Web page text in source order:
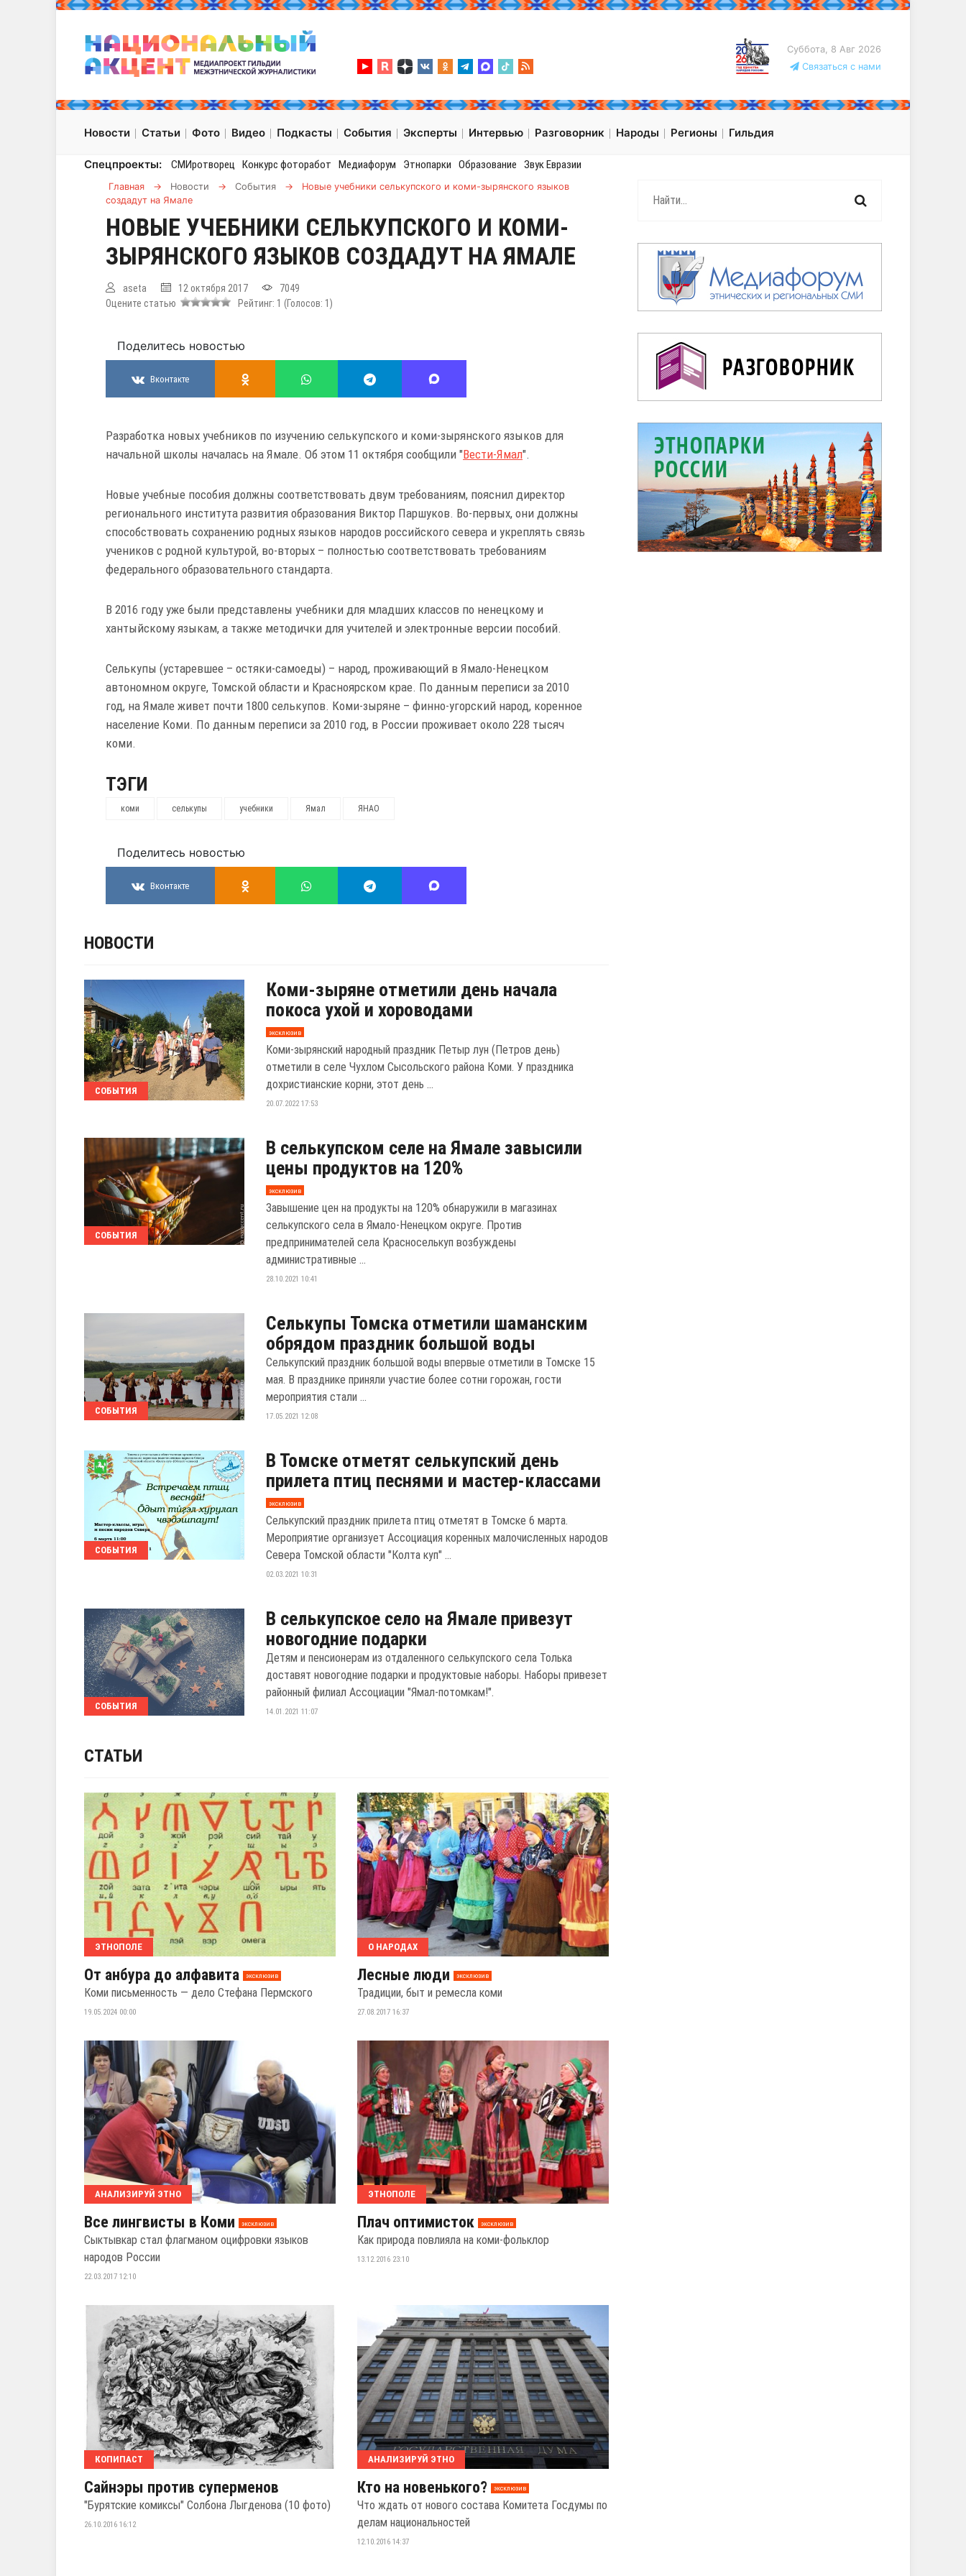
Суббота, 8 Авг 2026
Связаться с нами
Новости Статьи Фото Видео Подкасты События Эксперты Интервью Разговорник Народы Регионы Гильдия
Спецпроекты: СМИротворец Конкурс фоторабот Медиафорум Этнопарки Образование Звук Евразии
Главная → Новости → События →
Новые учебники селькупского и коми-зырянского языков
создадут на Ямале
НОВЫЕ УЧЕБНИКИ СЕЛЬКУПСКОГО И КОМИ-
ЗЫРЯНСКОГО ЯЗЫКОВ СОЗДАДУТ НА ЯМАЛЕ
aseta 12 октября 2017
7049
Оцените статью
Рейтинг: 1 (Голосов: 1 )
Поделитесь новостью
Вконтакте
Разработка новых учебников по изучению селькупского и коми-зырянского языков для
начальной школы началась на Ямале. Об этом 11 октября сообщили "Вести-Ямал".
Новые учебные пособия должны соответствовать двум требованиям, пояснил директор
регионального института развития образования Виктор Паршуков. Во-первых, они должны
способствовать сохранению родных языков народов российского севера и укреплять связь
учеников с родной культурой, во-вторых – полностью соответствовать требованиям
федерального образовательного стандарта.
В 2016 году уже были представлены учебники для младших классов по ненецкому и
хантыйскому языкам, а также методички для учителей и электронные версии пособий.
Селькупы (устаревшее – остяки-самоеды) – народ, проживающий в Ямало-Ненецком
автономном округе, Томской области и Красноярском крае. По данным переписи за 2010
год, на Ямале живет почти 1800 селькупов. Коми-зыряне – финно-угорский народ, коренное
население Коми. По данным переписи за 2010 год, в России проживает около 228 тысяч
коми.
ТЭГИ
коми селькупы учебники Ямал ЯНАО
Поделитесь новостью
Вконтакте
НОВОСТИ
СОБЫТИЯ
Коми-зыряне отметили день начала
покоса ухой и хороводами
эксклюзив
Коми-зырянский народный праздник Петыр лун (Петров день)
отметили в селе Чухлом Сысольского района Коми. У праздника
дохристианские корни, этот день ...
20.07.2022 17:53
СОБЫТИЯ
В селькупском селе на Ямале завысили
цены продуктов на 120%
эксклюзив
Завышение цен на продукты на 120% обнаружили в магазинах
селькупского села в Ямало-Ненецком округе. Против
предпринимателей села Красноселькуп возбуждены
административные ...
28.10.2021 10:41
СОБЫТИЯ
Селькупы Томска отметили шаманским
обрядом праздник большой воды
Селькупский праздник большой воды впервые отметили в Томске 15
мая. В празднике приняли участие более сотни горожан, гости
мероприятия стали ...
17.05.2021 12:08
СОБЫТИЯ
В Томске отметят селькупский день
прилета птиц песнями и мастер-классами
эксклюзив
Селькупский праздник прилета птиц отметят в Томске 6 марта.
Мероприятие организует Ассоциация коренных малочисленных народов
Севера Томской области "Колта куп" ...
02.03.2021 10:31
СОБЫТИЯ
В селькупское село на Ямале привезут
новогодние подарки
Детям и пенсионерам из отдаленного селькупского села Толька
доставят новогодние подарки и продуктовые наборы. Наборы привезет
районный филиал Ассоциации "Ямал-потомкам!".
14.01.2021 11:07
СТАТЬИ
ЭТНОПОЛЕ
От анбура до алфавита эксклюзив
Коми письменность — дело Стефана Пермского
19.05.2024 00:00
О НАРОДАХ
Лесные люди эксклюзив
Традиции, быт и ремесла коми
27.08.2017 16:37
АНАЛИЗИРУЙ ЭТНО
Все лингвисты в Коми эксклюзив
Сыктывкар стал флагманом оцифровки языков
народов России
22.03.2017 12:10
ЭТНОПОЛЕ
Плач оптимисток эксклюзив
Как природа повлияла на коми-фольклор
13.12.2016 23:10
КОПИПАСТ
Сайнэры против суперменов
"Бурятские комиксы" Солбона Лыгденова (10 фото)
26.10.2016 16:12
АНАЛИЗИРУЙ ЭТНО
Кто на новенького? эксклюзив
Что ждать от нового состава Комитета Госдумы по
делам национальностей
12.10.2016 14:37